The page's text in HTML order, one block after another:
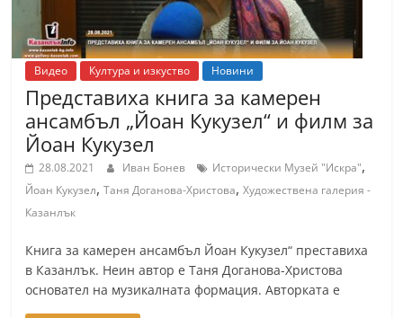
а
н
л
ъ
к
и
о
а
с
т
Видео Култура и изкуство Новини
Представиха книга за камерен
ансамбъл „Йоан Кукузел“ и филм за
Йоан Кукузел
28.08.2021 Иван Бонев Исторически Музей "Искра",
Йоан Кукузел,Таня Доганова-Христова,Художествена галерия -
Казанлък
Книга за камерен ансамбъл Йоан Кукузел“ преставиха
в Казанлък. Неин автор е Таня Доганова-Христова
основател на музикалната формация. Авторката е